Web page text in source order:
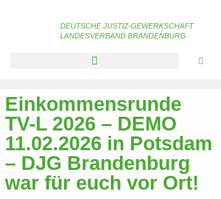
DEUTSCHE JUSTIZ-GEWERKSCHAFT
LANDESVERBAND BRANDENBURG
Einkommensrunde
TV-L 2026 – DEMO
11.02.2026 in Potsdam
– DJG Brandenburg
war für euch vor Ort!